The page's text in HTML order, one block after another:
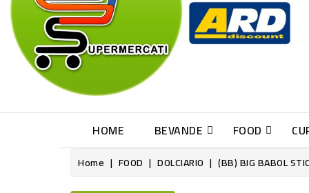
HOME BEVANDE FOOD
Home FOOD DOLCIARIO (BB) BIG BABOL